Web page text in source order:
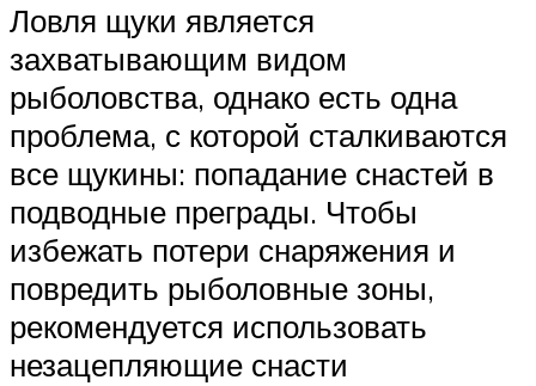
Ловля щуки является
захватывающим видом
рыболовства, однако есть одна
проблема, с которой сталкиваются
все щукины: попадание снастей в
подводные преграды. Чтобы
избежать потери снаряжения и
повредить рыболовные зоны,
рекомендуется использовать
незацепляющие снасти